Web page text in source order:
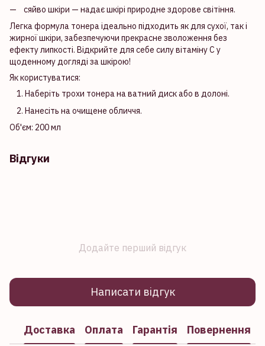
сяйво шкіри — надає шкірі природне здорове світіння.
Легка формула тонера ідеально підходить як для сухої, так і
жирної шкіри, забезпечуючи прекрасне зволоження без
ефекту липкості. Відкрийте для себе силу вітаміну C у
щоденному догляді за шкірою!
Як користуватися:
Наберіть трохи тонера на ватний диск або в долоні.
Нанесіть на очищене обличчя.
Об'єм: 200 мл
Відгуки
Додайте перший відгук
Написати відгук
Доставка Оплата Гарантія Повернення